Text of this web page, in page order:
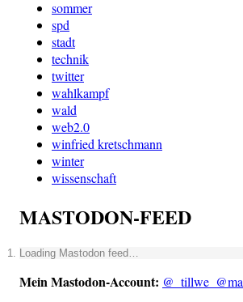
sommer
spd
stadt
technik
twitter
wahlkampf
wald
web2.0
winfried kretschmann
winter
wissenschaft
MASTODON-FEED
Loa­ding Mast­o­don feed…
Mein Mast­o­don-Account: